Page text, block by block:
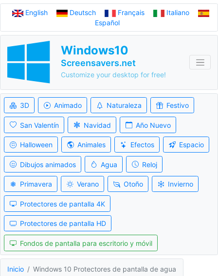
English Deutsch Français
Italiano
Español
Windows10
Screensavers.net
Customize your desktop for free!
3D Animado Naturaleza Festivo
San Valentín Navidad Año Nuevo
Halloween Animales Efectos Espacio
Dibujos animados Agua Reloj
Primavera Verano Otoño Invierno
Protectores de pantalla 4K
Protectores de pantalla HD
Fondos de pantalla para escritorio y móvil
Inicio Windows 10 Protectores de pantalla de agua